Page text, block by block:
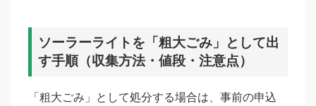
ソーラーライトを「粗大ごみ」として出
す手順（収集方法・値段・注意点）
「粗大ごみ」として処分する場合は、事前の申込